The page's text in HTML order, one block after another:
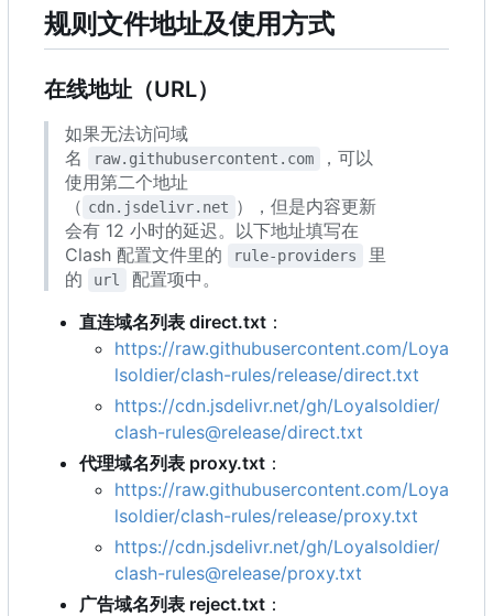
规则文件地址及使用方式
在线地址 （URL）
如果无法访问域
名
raw.githubusercontent.com
，可以
使用第二个地址
（ cdn.jsdelivr.net ），但是内容更新
会有 12 小时的延迟。以下地址填写在
Clash 配置文件里的
rule-providers
里
的
url
配置项中。
直连域名列表 direct.txt ：
https://raw.githubusercontent.com/Loya
lsoldier/clash-rules/release/direct.txt
https://cdn.jsdelivr.net/gh/Loyalsoldier/
clash-rules@release/direct.txt
代理域名列表 proxy.txt ：
https://raw.githubusercontent.com/Loya
lsoldier/clash-rules/release/proxy.txt
https://cdn.jsdelivr.net/gh/Loyalsoldier/
clash-rules@release/proxy.txt
广告域名列表 reject.txt ：